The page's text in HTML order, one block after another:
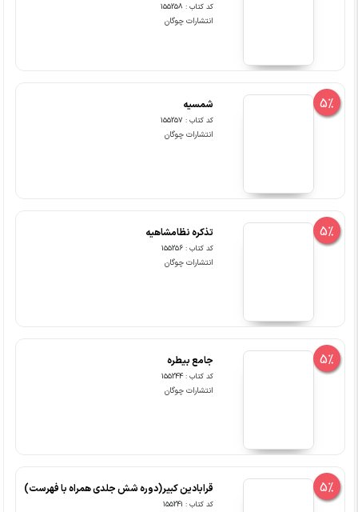
کد کتاب : 155258
انتشارات چوگان
5% شمسیه
کد کتاب : 155257
انتشارات چوگان
5% تذکره نظامشاهیه
کد کتاب : 155256
انتشارات چوگان
5% جامع بیطره
کد کتاب : 155244
انتشارات چوگان
5% قرابادین کبیر(دوره شش جلدی همراه با فهرست)
کد کتاب : 155241